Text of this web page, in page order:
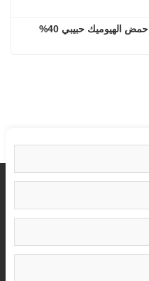
حمض الهيوميك حبيبي 40%